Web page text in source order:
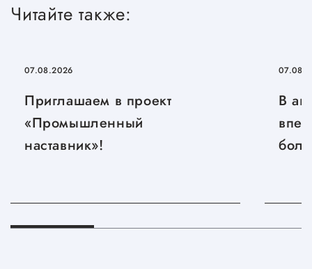
Читайте также:
07.08.2026
Приглашаем в проект
«Промышленный
наставник»!
В